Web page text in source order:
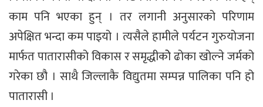
काम पनि भएका हुन् । तर लगानी अनुसारको परिणाम
अपेक्षित भन्दा कम पाइयो । त्यसैले हामीले पर्यटन गुरुयोजना
मार्फत पातारासीको विकास र समृद्धीकोे ढोका खोल्ने जर्मको
गरेका छौ । साथै जिल्लाकै विद्युतमा सम्पन्न पालिका पनि हो
पातारासी ।